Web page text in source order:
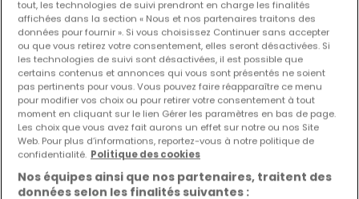
Appartement 1 chambreà vendre àBaschleiden
325 000 €
tout, les technologies de suivi prendront en charge les finalités
affichées dans la section « Nous et nos partenaires traitons des
données pour fournir ». Si vous choisissez Continuer sans accepter
ou que vous retirez votre consentement, elles seront désactivées. Si
les technologies de suivi sont désactivées, il est possible que
certains contenus et annonces qui vous sont présentés ne soient
pas pertinents pour vous. Vous pouvez faire réapparaître ce menu
pour modifier vos choix ou pour retirer votre consentement à tout
moment en cliquant sur le lien Gérer les paramètres en bas de page.
Les choix que vous avez fait aurons un effet sur notre ou nos Site
Web. Pour plus d’informations, reportez-vous à notre politique de
confidentialité. Politique des cookies
Nos équipes ainsi que nos partenaires, traitent des
données selon les finalités suivantes :